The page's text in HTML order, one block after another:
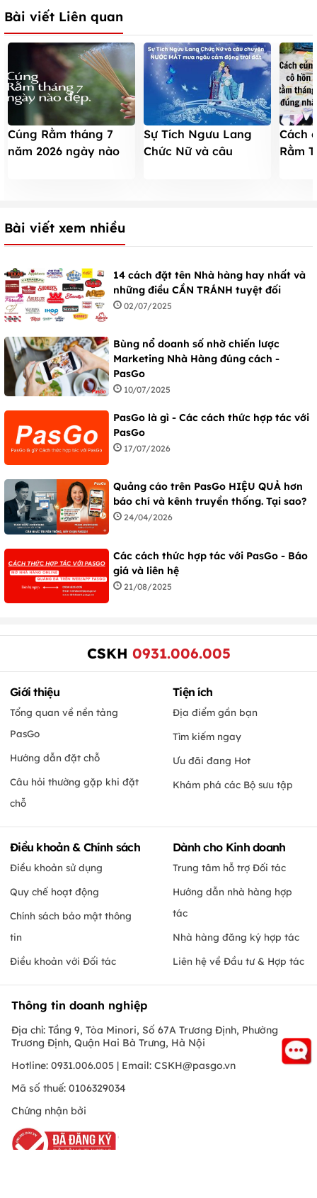
Bài viết Liên quan
Cúng Rằm tháng 7
năm 2026 ngày nào
Sự Tích Ngưu Lang
Chức Nữ và câu
Cách
Rằm
Bài viết xem nhiều
14 cách đặt tên Nhà hàng hay nhất và
những điều CẦN TRÁNH tuyệt đối
02/07/2025
Bùng nổ doanh số nhờ chiến lược
Marketing Nhà Hàng đúng cách -
PasGo
10/07/2025
PasGo là gì - Các cách thức hợp tác với
PasGo
17/07/2026
Quảng cáo trên PasGo HIỆU QUẢ hơn
báo chí và kênh truyền thống. Tại sao?
24/04/2026
Các cách thức hợp tác với PasGo - Báo
giá và liên hệ
21/08/2025
CSKH 0931.006.005
Giới thiệu
Tổng quan về nền tảng
PasGo
Hướng dẫn đặt chỗ
Câu hỏi thường gặp khi đặt
chỗ
Tiện ích
Địa điểm gần bạn
Tìm kiếm ngay
Ưu đãi đang Hot
Khám phá các Bộ sưu tập
Điều khoản & Chính sách
Điều khoản sử dụng
Quy chế hoạt động
Chính sách bảo mật thông
tin
Điều khoản với Đối tác
Dành cho Kinh doanh
Trung tâm hỗ trợ Đối tác
Hướng dẫn nhà hàng hợp
tác
Nhà hàng đăng ký hợp tác
Liên hệ về Đầu tư & Hợp tác
Thông tin doanh nghiệp
Địa chỉ: Tầng 9, Tòa Minori, Số 67A Trương Định, Phường
Trương Định, Quận Hai Bà Trưng, Hà Nội
Hotline: 0931.006.005 | Email: CSKH@pasgo.vn
Mã số thuế: 0106329034
Chứng nhận bởi